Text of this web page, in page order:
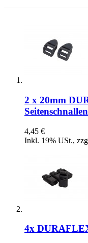
2 x 20mm
4,45 €
Inkl. 19% USt.,
4x